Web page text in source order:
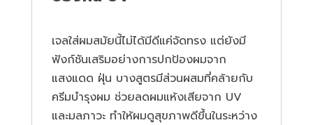
เจลใส่ผมสมัยนี้ไม่ได้มีดีแค่จัดทรง แต่ยังมี
ฟังก์ชันเสริมอย่างการปกป้องผมจาก
แสงแดด ฝุ่น บางสูตรมีส่วนผสมที่คล้ายกับ
ครีมบำรุงผม ช่วยลดผมแห้งเสียจาก UV
และมลภาวะ ทำให้ผมดูสุขภาพดีขึ้นในระหว่าง